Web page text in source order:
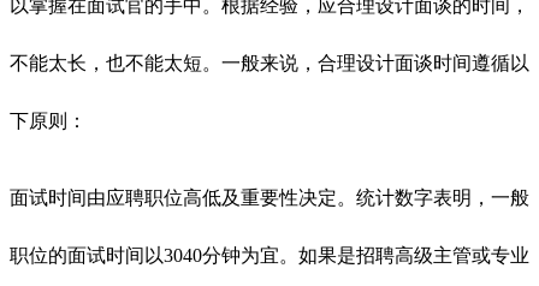
以掌握在面试官的手中。根据经验，应合理设计面谈的时间，
不能太长，也不能太短。一般来说，合理设计面谈时间遵循以
下原则：
面试时间由应聘职位高低及重要性决定。统计数字表明，一般
职位的面试时间以3040分钟为宜。如果是招聘高级主管或专业